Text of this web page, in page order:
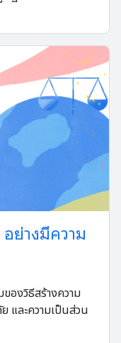
ย่างมีความ
องวิธีสร้างความ
และความเป็นส่วน